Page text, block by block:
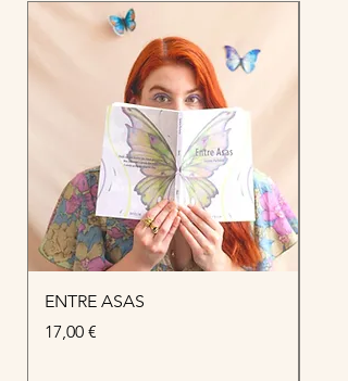
ENTRE ASAS
Preço
17,00 €